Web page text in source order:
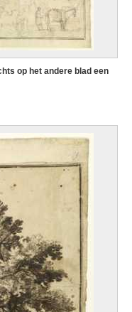
op het andere blad een